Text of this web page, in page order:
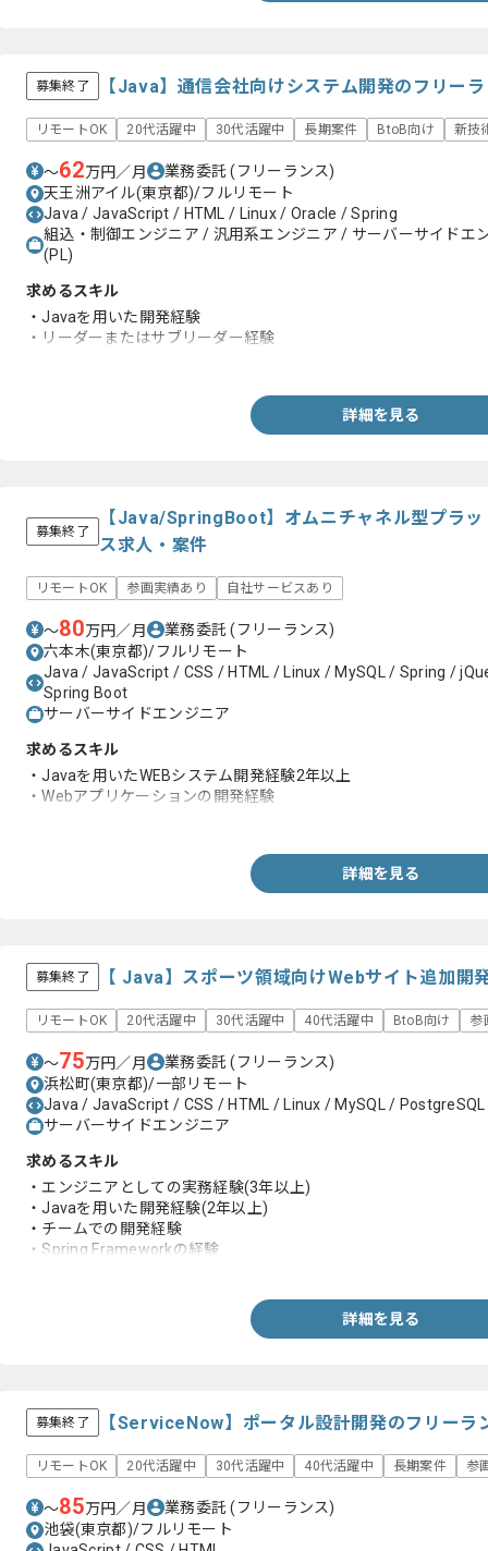
募集終了 【Java】通信会社向けシステム開発のフリー
リモートOK 20代活躍中 30代活躍中 長期案件 BtoB向け 新技
〜62万円／月 業務委託(フリーランス)
天王洲アイル(東京都)/フルリモート
Java / JavaScript / HTML / Linux / Oracle / Spring
組込・制御エンジニア / 汎用系エンジニア / サーバーサイドエ
(PL)
求めるスキル
・Javaを用いた開発経験
・リーダーまたはサブリーダー経験
詳細を見る
募集終了
【Java/SpringBoot】オムニチャネル型プラッ
ス求人・案件
リモートOK 参画実績あり 自社サービスあり
〜80万円／月 業務委託(フリーランス)
六本木(東京都)/フルリモート
Java / JavaScript / CSS / HTML / Linux / MySQL / Spring /
Spring Boot
サーバーサイドエンジニア
求めるスキル
・Javaを用いたWEBシステム開発経験2年以上
・Webアプリケーションの開発経験
詳細を見る
募集終了 【 Java】スポーツ領域向けWebサイト追加開
リモートOK 20代活躍中 30代活躍中 40代活躍中 BtoB向け 参
〜75万円／月 業務委託(フリーランス)
浜松町(東京都)/一部リモート
Java / JavaScript / CSS / HTML / Linux / MySQL /
サーバーサイドエンジニア
求めるスキル
・エンジニアとしての実務経験(3年以上)
・Javaを用いた開発経験(2年以上)
・チームでの開発経験
・Spring Frameworkの経験
・データベース(MySQLやPostgreSQL など)の基本操作経験
詳細を見る
募集終了 【ServiceNow】ポータル設計開発のフリーラ
リモートOK 20代活躍中 30代活躍中 40代活躍中 長期案件 参
〜85万円／月 業務委託(フリーランス)
池袋(東京都)/フルリモート